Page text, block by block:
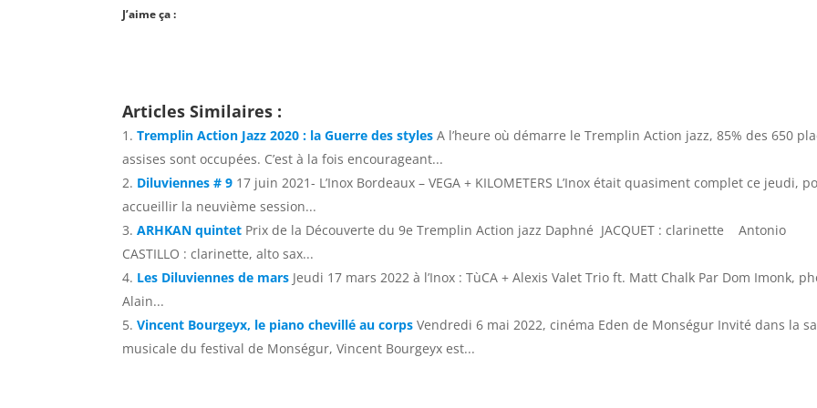
J’aime ça :
Articles Similaires :
Tremplin Action Jazz 2020 : la Guerre des styles A l’heure où démarre le Tremplin Action jazz, 85% des 650
assises sont occupées. C’est à la fois encourageant...
Diluviennes # 9 17 juin 2021- L’Inox Bordeaux – VEGA + KILOMETERS L’Inox était quasiment complet ce jeudi,
accueillir la neuvième session...
ARHKAN quintet Prix de la Découverte du 9e Tremplin Action jazz Daphné JACQUET : clarinette Antonio
CASTILLO : clarinette, alto sax...
Les Diluviennes de mars Jeudi 17 mars 2022 à l’Inox : TùCA + Alexis Valet Trio ft. Matt Chalk Par Dom Imonk,
Alain...
Vincent Bourgeyx, le piano chevillé au corps Vendredi 6 mai 2022, cinéma Eden de Monségur Invité dans la
musicale du festival de Monségur, Vincent Bourgeyx est...